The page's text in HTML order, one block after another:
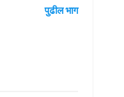
पुढील भाग